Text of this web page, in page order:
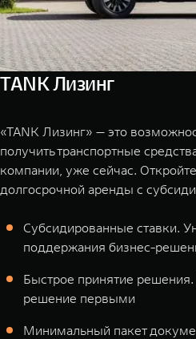
TANK Лизинг
«TANK Лизинг» — это
получить транспортные
компании, уже сейчас.
долгосрочной аренды с
Cубсидированные ставки.
поддержания бизнес-
Быстрое принятие
решение первыми
Минимальный пакет